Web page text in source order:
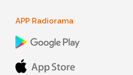
APP Radiorama